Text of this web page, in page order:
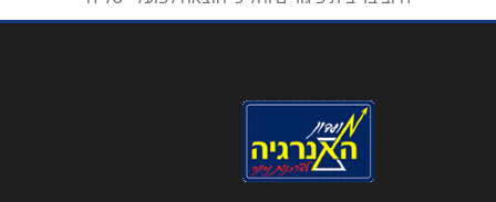
אנא חזרו אלי בקשר ל...